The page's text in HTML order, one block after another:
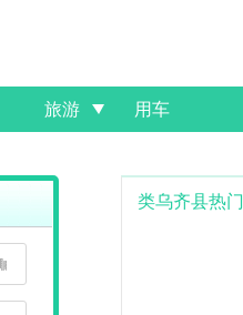
旅游 用车
类乌齐县热